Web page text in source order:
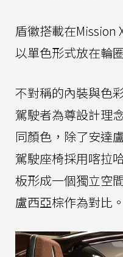
盾徽搭載在Mission
以單色形式放在輪
不對稱的內裝與色
駕駛者為尊設計理
同顏色，除了安達
駕駛座椅採用喀拉
板形成一個獨立空
盧西亞棕作為對比。